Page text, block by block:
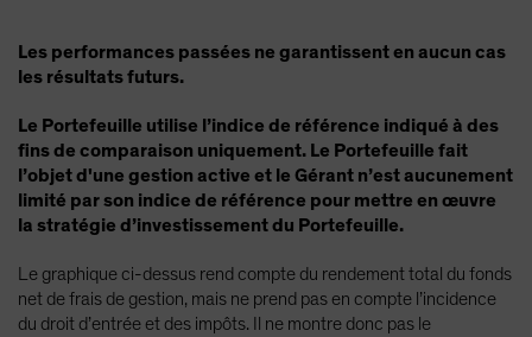
Les performances passées ne garantissent en aucun cas
les résultats futurs.
Le Portefeuille utilise l’indice de référence indiqué à des
fins de comparaison uniquement. Le Portefeuille fait
l’objet d'une gestion active et le Gérant n’est aucunement
limité par son indice de référence pour mettre en œuvre
la stratégie d’investissement du Portefeuille.
Le graphique ci-dessus rend compte du rendement total du fonds
net de frais de gestion, mais ne prend pas en compte l’incidence
du droit d’entrée et des impôts. Il ne montre donc pas le